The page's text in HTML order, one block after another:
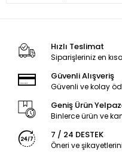
Hızlı Teslimat
Siparişleriniz en
Güvenli Alışveriş
Güvenli ve kolay
Geniş Ürün
Binlerce ürün ve
7 / 24 DESTEK
Öneri ve